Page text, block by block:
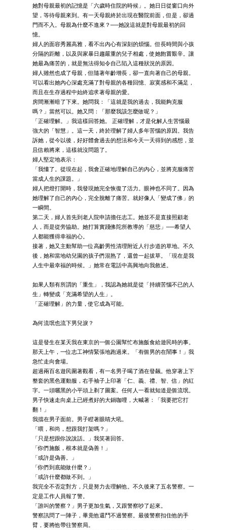
她對母親最初的記憶是「六歲時住院的時候」。她日日從窗口向外
望，等待母親來到。有一天母親終於出現在醫院前面，但是，卻過
門而不入。母親為什麼不進來？──她說這就是對母親最初的回
憶。
婦人的面容秀麗高雅，看不出內心有深刻的煩惱。但長時間與小孩
分隔的距離，以及與家暴日趨嚴重的兒子相處，使她飽嘗艱辛。讓
她最為痛苦的，就是無法得知令自己陷入這種狀況的原因。
婦人雖然也成了母親，但隨著年齡增長，卻一直向著自己的母親。
可以看出她內心深處充滿了對母親的各種回憶、寂寞感和不滿足，
而且在生存過程中始終追求著母親的愛。
房間漸漸暗了下來。她問我：「這就是我的過去，我能夠克服
嗎？」當然可以。她又問：「那麼我該怎麼做呢？」
「正確理解。」我這樣回答她。 正確理解，才是化解人生苦惱最
強大的「智慧」。這一天，終於理解了婦人多年苦惱的原因。我告
訴她，從今以後，好好體會過去的想法和今天一天得到的感想，並
且信賴將來，這樣就沒問題了。
婦人堅定地表示：
「我懂了。從現在起，我會正確地理解自己的內心，並將克服痛苦
當成人生的課題。」
婦人把燈打開時，我發現她完全恢復了活力。眼神也不同了。因為
她理解了自己的內心，完全脫離了痛苦。就好像人「變成了佛」的
一瞬間。
第二天，婦人首先到老人院申請擔任志工。她並不是直接照顧老
人，而是從旁協助。她打算實踐佛陀所教導的「慈悲」──希望人
人都能獲得幸福的心。
接著，她又主動幫助一位高齡男性清理附近人行步道的草地。不久
後，她和當地幼兒園的孩子們混熟了，還曾一起拔草。「現在是我
人生中最幸福的時候。」她常在電話中高興地向我敘述。
如果人類有所謂的「重生」，我認為她就是從「持續苦惱不已的人
生」轉變成「充滿希望的人生」。
「正確理解」的力量，使它成為可能。
為何流氓也流下男兒淚？
這是發生在某天我在東京的一個公園幫忙布施飯食給遊民時的事。
那天上午，一位志工神情緊張地跑過來。「有個男的在鬧事！」我
急忙走向會場。
超過兩百名遊民圍著觀看，有一名男子喝了酒在發飆。他穿著上下
整套的黑色運動服，右手袖子上印著「仁、義、禮、智、信」的紅
字。一頭曬黑的小平頭上剃了圖案。任何人一看就知道是個流氓。
男子快速走向桌上已經煮好的大鍋咖哩，大喊著：「我要把它打
翻！」
我擋在男子面前。男子瞪著眼睛大吼。
「喂，和尚，想跟我打架嗎？」
「只是想跟你說說話。」我笑著回答。
「你們施飯，根本就是偽善！」
「或許是偽善。」
「你們到底能做什麼？」
「或許什麼都做不到。」
我完全不否定對方，只是努力去理解他。不久後來了五名警察。一
定是工作人員報了警。
「誰叫的警察？」男子更加生氣，又跟警察吵了起來。
警察訊問了一陣子，畢竟他還鬥不過警察。最後警察扣住他的手
臂，要將他帶往警察局。